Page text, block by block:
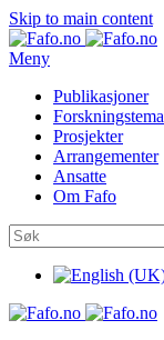
Skip to main content
Meny
Publikasjoner
Forskningstema
Prosjekter
Arrangementer
Ansatte
Om Fafo